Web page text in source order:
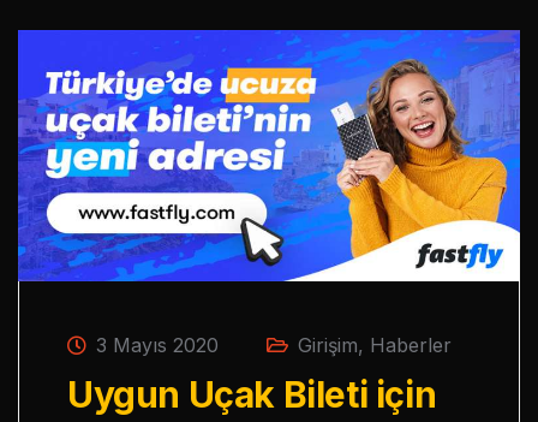
3 Mayıs 2020 Girişim, Haberler
Uygun Uçak Bileti için